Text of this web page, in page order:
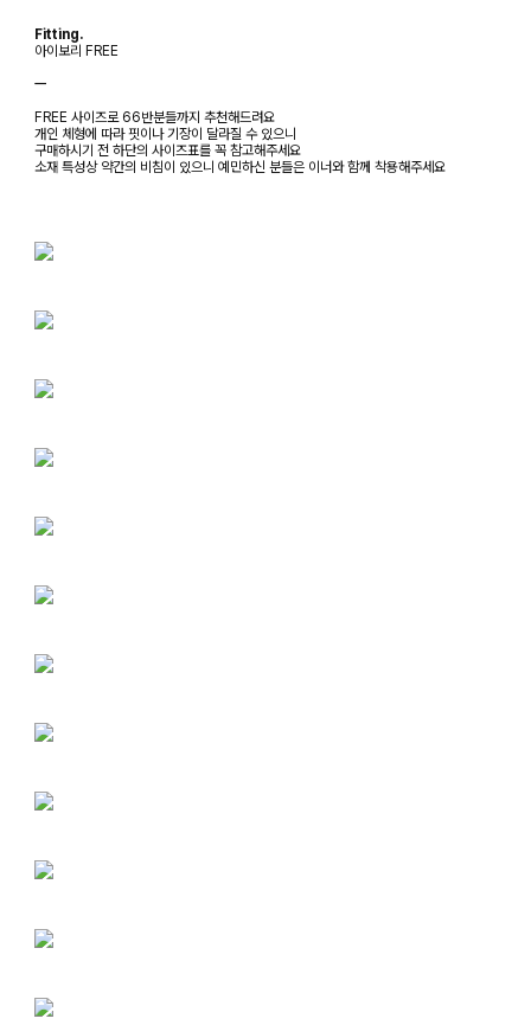
Fitting.
아이보리 FREE
ㅡ
FREE 사이즈로 66반분들까지 추천해드려요
개인 체형에 따라 핏이나 기장이 달라질 수 있으니
구매하시기 전 하단의 사이즈표를 꼭 참고해주세요
소재 특성상 약간의 비침이 있으니 예민하신 분들은 이너와 함께 착용해주세요